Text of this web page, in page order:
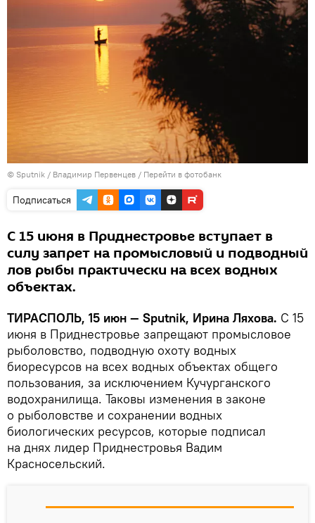
© Sputnik / Владимир Первенцев / Перейти в фотобанк
Подписаться
С 15 июня в Приднестровье вступает в
силу запрет на промысловый и подводный
лов рыбы практически на всех водных
объектах.
ТИРАСПОЛЬ, 15 июн — Sputnik, Ирина Ляхова. С 15
июня в Приднестровье запрещают промысловое
рыболовство, подводную охоту водных
биоресурсов на всех водных объектах общего
пользования, за исключением Кучурганского
водохранилища. Таковы изменения в законе
о рыболовстве и сохранении водных
биологических ресурсов, которые подписал
на днях лидер Приднестровья Вадим
Красносельский.